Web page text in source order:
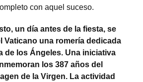
con aquel suceso.
un día antes de la fiesta, se
Vaticano una romería dedicada
de los Ángeles. Una iniciativa
los 387 años del
de la Virgen. La actividad